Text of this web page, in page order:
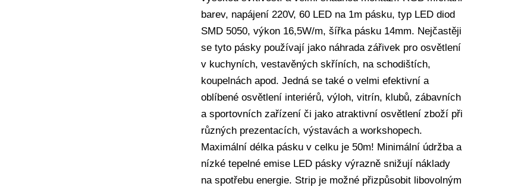
barev, napájení 220V, 60 LED na 1m pásku, typ LED diod
SMD 5050, výkon 16,5W/m, šířka pásku 14mm. Nejčastěji
se tyto pásky používají jako náhrada zářivek pro osvětlení
v kuchyních, vestavěných skříních, na schodištích,
koupelnách apod. Jedná se také o velmi efektivní a
oblíbené osvětlení interiérů, výloh, vitrín, klubů, zábavních
a sportovních zařízení či jako atraktivní osvětlení zboží při
různých prezentacích, výstavách a workshopech.
Maximální délka pásku v celku je 50m! Minimální údržba a
nízké tepelné emise LED pásky výrazně snižují náklady
na spotřebu energie. Strip je možné přizpůsobit libovolným